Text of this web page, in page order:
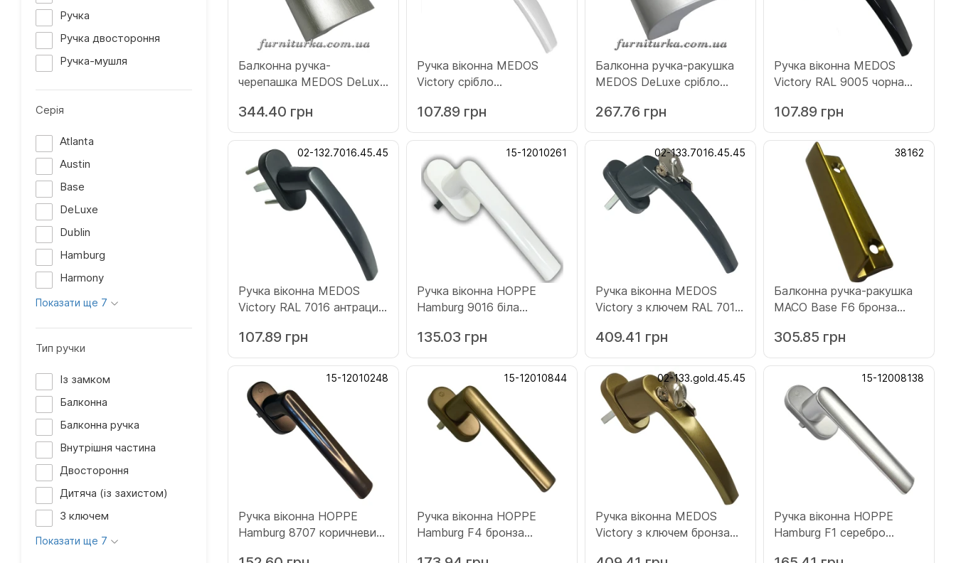
Ручка
Ручка двостороння
Ручка-мушля
Серія
Atlanta
Austin
Base
DeLuxe
Dublin
Hamburg
Harmony
Показати ще 7
Тип ручки
Із замком
Балконна
Балконна ручка
Внутрішня частина
Двостороння
Дитяча (із захистом)
З ключем
Показати ще 7
Балконна ручка-
черепашка MEDOS DeLuxe
(115.INOX.00.01)
344.40 грн
Ручка віконна MEDOS
Victory срібло
107.89 грн
Балконна ручка-ракушка
MEDOS DeLuxe срібло
267.76 грн
Ручка віконна MEDOS
Victory RAL 9005 чорна
107.89 грн
02-132.7016.45.45
Ручка віконна MEDOS
Victory RAL 7016 антрацит
107.89 грн
15-12010261
Ручка віконна HOPPE
Hamburg 9016 біла
135.03 грн
02-133.7016.45.45
Ручка віконна MEDOS
Victory з ключем RAL 7016
409.41 грн
38162
Балконна ручка-ракушка
МACO Base F6 бронза
305.85 грн
15-12010248
Ручка віконна HOPPE
Hamburg 8707 коричневий
15-12010844
Ручка віконна HOPPE
Hamburg F4 бронза
02-133.gold.45.45
Ручка віконна MEDOS
Viсtory з ключем бронза
15-12008138
Ручка віконна HOPPE
Hamburg F1 серебро